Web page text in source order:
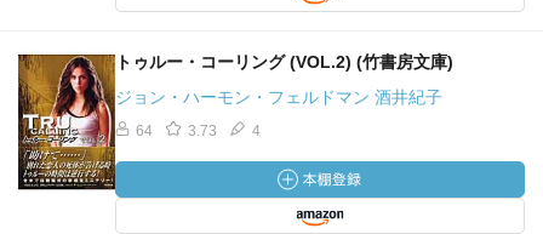
トゥルー・コーリング (VOL.2) (竹書房文庫)
ジョン・ハーモン・フェルドマン 酒井紀子
64 3.73 4